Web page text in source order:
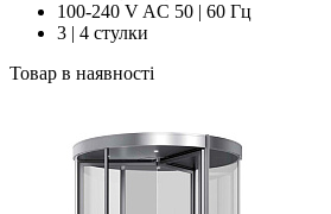
100-240 V AC 50 | 60 Гц
3 | 4 стулки
Товар в наявності